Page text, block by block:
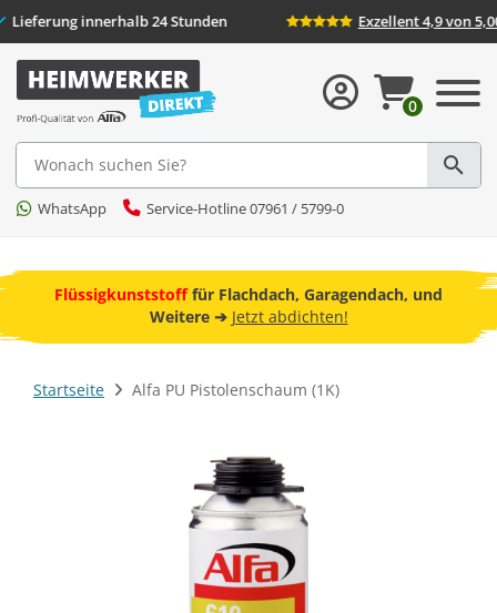
Lieferung innerhalb 24 Stunden
Suche
WhatsApp Service-Hotline 07961 / 5799-0
0
Flüssigkunststofffür Flachdach, Garagendach, und
Weitere ➔ Jetzt abdichten!
Startseite Alfa PU Pistolenschaum (1K)